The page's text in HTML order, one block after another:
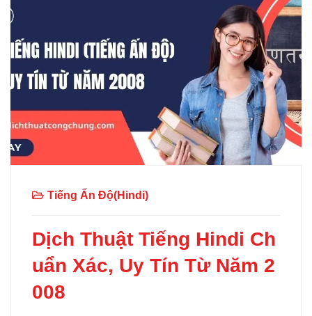
Tiếng Ấn Độ(Hindi)
Dịch Thuật Tiếng Hindi Ch
uẩn Xác, Uy Tín Từ Năm 2
008